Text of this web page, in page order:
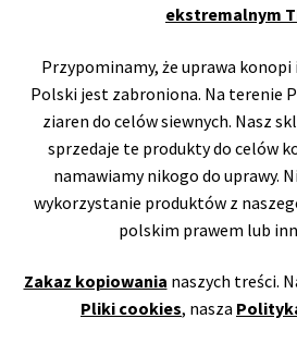
ekstremalnym
Przypominamy, że uprawa
Polski jest zabroniona. Na terenie
ziaren do celów siewnych. Nasz
sprzedaje te produkty do celów
namawiamy nikogo do uprawy.
wykorzystanie produktów z
polskim prawem lub
Zakaz kopiowania naszych treści.
Pliki cookies, nasza